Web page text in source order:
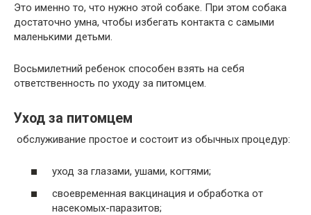
Это именно то, что нужно этой собаке. При этом собака
достаточно умна, чтобы избегать контакта с самыми
маленькими детьми.
Восьмилетний ребенок способен взять на себя
ответственность по уходу за питомцем.
Уход за питомцем
обслуживание простое и состоит из обычных процедур:
уход за глазами, ушами, когтями;
своевременная вакцинация и обработка от
насекомых-паразитов;